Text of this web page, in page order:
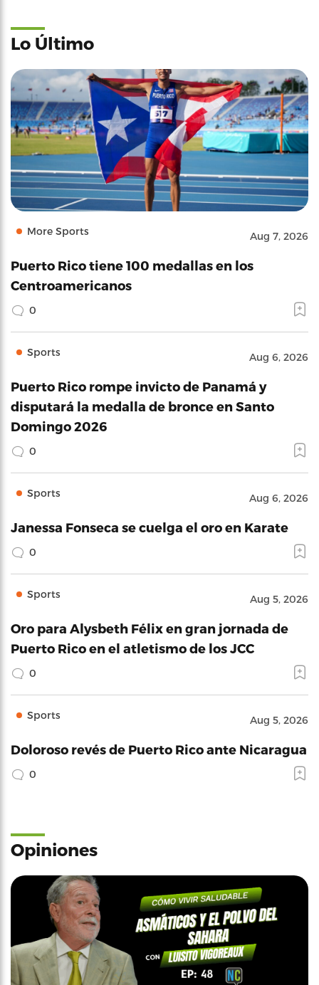
Lo Último
More Sports Aug 7, 2026
Puerto Rico tiene 100 medallas en los
Centroamericanos
0
Sports Aug 6, 2026
Puerto Rico rompe invicto de Panamá y
disputará la medalla de bronce en Santo
Domingo 2026
0
Sports Aug 6, 2026
Janessa Fonseca se cuelga el oro en Karate
0
Sports Aug 5, 2026
Oro para Alysbeth Félix en gran jornada de
Puerto Rico en el atletismo de los JCC
0
Sports Aug 5, 2026
Doloroso revés de Puerto Rico ante Nicaragua
0
Opiniones